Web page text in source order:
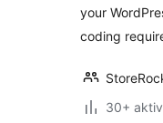
your
coding
30+